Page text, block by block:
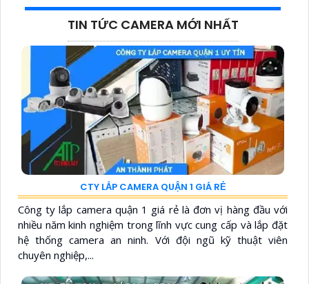
TIN TỨC CAMERA MỚI NHẤT
CTY LẮP CAMERA QUẬN 1 GIÁ RẺ
Công ty lắp camera quận 1 giá rẻ là đơn vị hàng đầu với
nhiều năm kinh nghiệm trong lĩnh vực cung cấp và lắp đặt
hệ thống camera an ninh. Với đội ngũ kỹ thuật viên
chuyên nghiệp,...